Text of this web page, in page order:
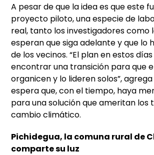
A pesar de que la idea es que este
proyecto piloto, una especie de
real, tanto los investigadores como
esperan que siga adelante y que lo
de los vecinos. “El plan en estos
encontrar una transición para que
organicen y lo lideren solos”,
espera que, con el tiempo, haya
para una solución que ameritan los
cambio climático.
Pichidegua, la comuna rural de
comparte su luz